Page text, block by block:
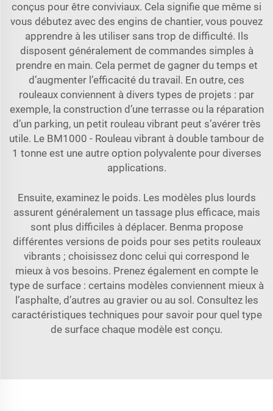
conçus pour être conviviaux. Cela signifie que même si
vous débutez avec des engins de chantier, vous pouvez
apprendre à les utiliser sans trop de difficulté. Ils
disposent généralement de commandes simples à
prendre en main. Cela permet de gagner du temps et
d’augmenter l’efficacité du travail. En outre, ces
rouleaux conviennent à divers types de projets : par
exemple, la construction d’une terrasse ou la réparation
d’un parking, un petit rouleau vibrant peut s’avérer très
utile. Le BM1000 - Rouleau vibrant à double tambour de
1 tonne est une autre option polyvalente pour diverses
applications.
Ensuite, examinez le poids. Les modèles plus lourds
assurent généralement un tassage plus efficace, mais
sont plus difficiles à déplacer. Benma propose
différentes versions de poids pour ses petits rouleaux
vibrants ; choisissez donc celui qui correspond le
mieux à vos besoins. Prenez également en compte le
type de surface : certains modèles conviennent mieux à
l’asphalte, d’autres au gravier ou au sol. Consultez les
caractéristiques techniques pour savoir pour quel type
de surface chaque modèle est conçu.